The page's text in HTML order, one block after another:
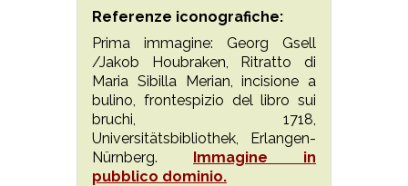
Referenze iconografiche:
Prima immagine: Georg Gsell
/Jakob Houbraken, Ritratto di
Maria Sibilla Merian, incisione a
bulino, frontespizio del libro sui
bruchi, 1718,
Universitätsbibliothek, Erlangen-
Nürnberg. Immagine in
pubblico dominio.